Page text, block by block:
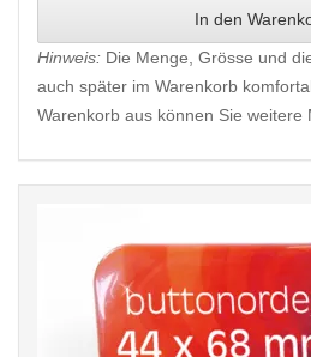
In den
Hinweis: Die Menge, Grösse und
auch später im Warenkorb
Warenkorb aus können Sie weitere